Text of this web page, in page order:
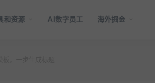
和资源 AI数字员工 海外掘金